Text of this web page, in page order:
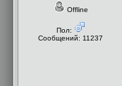
Offline
Пол:
Сообщений: 11237